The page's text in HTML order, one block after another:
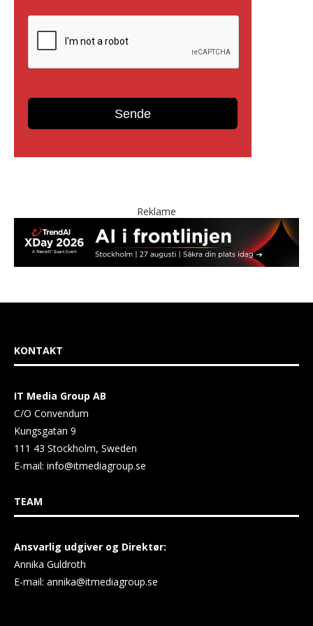
Reklame
KONTAKT
IT Media Group AB
C/O Convendum
Kungsgatan 9
111 43 Stockholm, Sweden
E-mail: info@itmediagroup.se
TEAM
Ansvarlig udgiver og Direktør:
Annika Guldroth
E-mail: annika@itmediagroup.se